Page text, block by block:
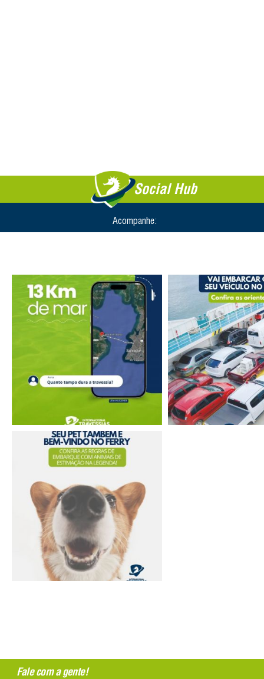
Social Hub
Acompanhe:
Fale com a gente!